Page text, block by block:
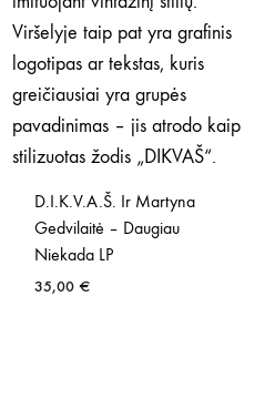
D.I.K.V.A.Š. Ir Martyna
Gedvilaitė – Daugiau
Niekada LP
35,00 €